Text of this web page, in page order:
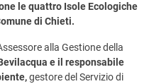
le quattro Isole Ecologiche
di Chieti.
alla Gestione della
e il responsabile
gestore del Servizio di